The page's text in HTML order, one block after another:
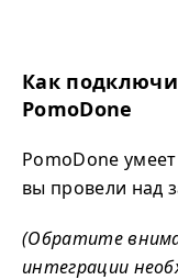
Как
PomoDone
PomoDone
вы провели над
(Обратите
интеграции